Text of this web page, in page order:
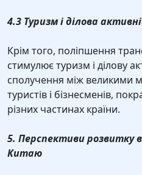
4.3 Туризм і ділова
Крім того, поліпшення
стимулює туризм і ділову
сполучення між великими
туристів і бізнесменів,
різних частинах країни.
5. Перспективи розвитку
Китаю